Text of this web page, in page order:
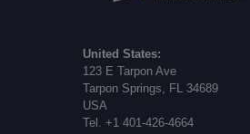
United States:
123 E Tarpon Ave
Tarpon Springs, FL 34689
USA
Tel. +1 401-426-4664